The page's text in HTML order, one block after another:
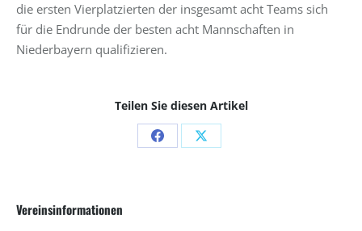
die ersten Vierplatzierten der insgesamt acht Teams sich
für die Endrunde der besten acht Mannschaften in
Niederbayern qualifizieren.
Teilen Sie diesen Artikel
Share Share
Vereinsinformationen